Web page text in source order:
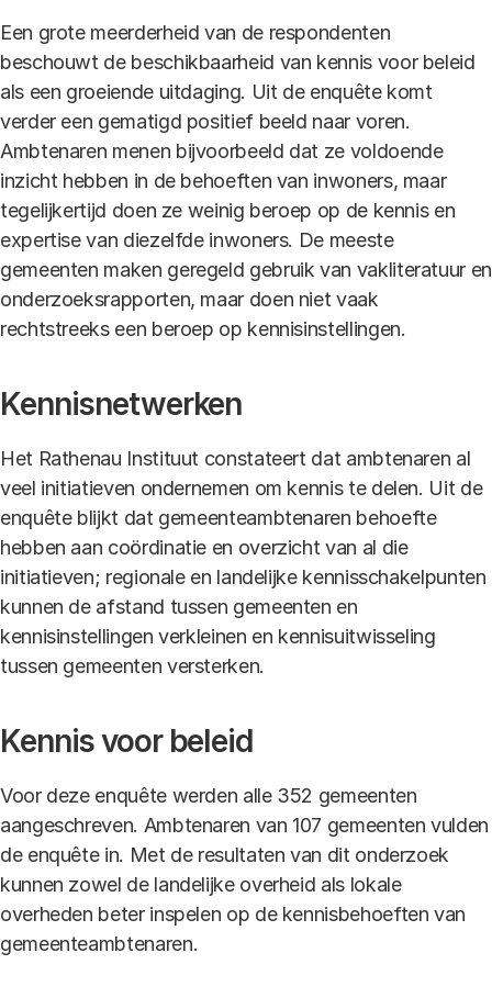
Een grote meerderheid van de respondenten
beschouwt de beschikbaarheid van kennis voor beleid
als een groeiende uitdaging. Uit de enquête komt
verder een gematigd positief beeld naar voren.
Ambtenaren menen bijvoorbeeld dat ze voldoende
inzicht hebben in de behoeften van inwoners, maar
tegelijkertijd doen ze weinig beroep op de kennis en
expertise van diezelfde inwoners. De meeste
gemeenten maken geregeld gebruik van vakliteratuur en
onderzoeksrapporten, maar doen niet vaak
rechtstreeks een beroep op kennisinstellingen.
Kennisnetwerken
Het Rathenau Instituut constateert dat ambtenaren al
veel initiatieven ondernemen om kennis te delen. Uit de
enquête blijkt dat gemeenteambtenaren behoefte
hebben aan coördinatie en overzicht van al die
initiatieven; regionale en landelijke kennisschakelpunten
kunnen de afstand tussen gemeenten en
kennisinstellingen verkleinen en kennisuitwisseling
tussen gemeenten versterken.
Kennis voor beleid
Voor deze enquête werden alle 352 gemeenten
aangeschreven. Ambtenaren van 107 gemeenten vulden
de enquête in. Met de resultaten van dit onderzoek
kunnen zowel de landelijke overheid als lokale
overheden beter inspelen op de kennisbehoeften van
gemeenteambtenaren.